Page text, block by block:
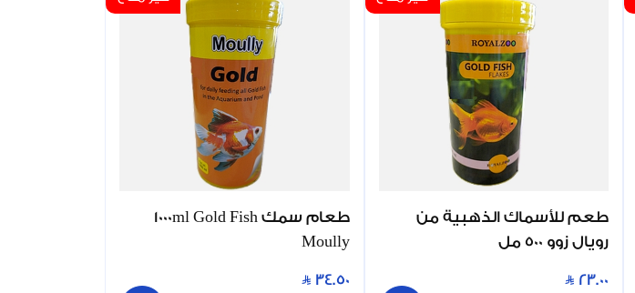
طعم للأسماك الذهبية من
رويال زوو 500 مل
23.00
طعام سمك 1000ml Gold Fish
Moully
34.50